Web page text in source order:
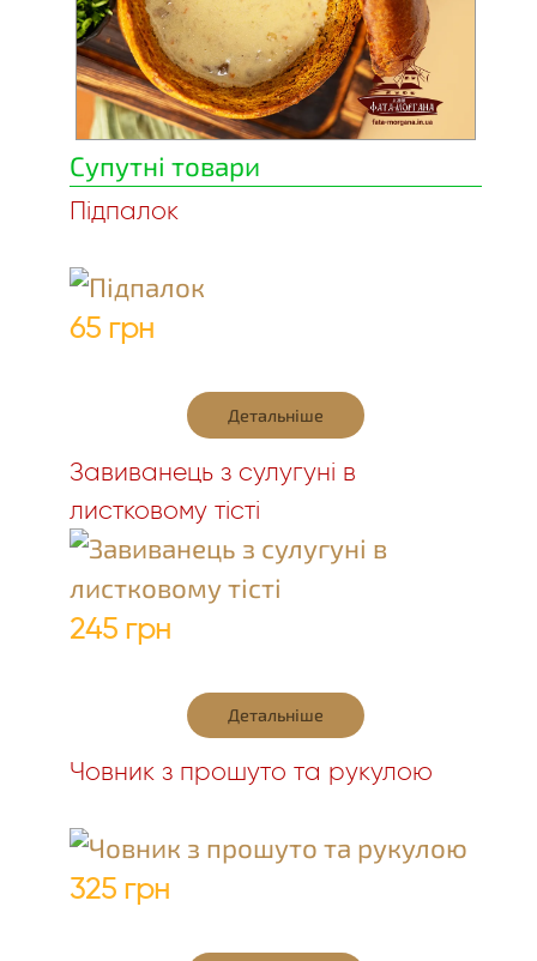
Супутні товари
Підпалок
65 грн
Детальніше
Завиванець з сулугуні в
листковому тісті
245 грн
Детальніше
Човник з прошуто та рукулою
325 грн